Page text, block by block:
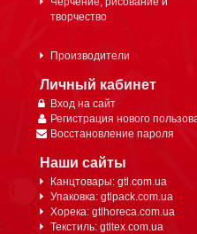
творчество
Производители
Личный кабинет
Вход на сайт
Регистрация нового
Восстановление пароля
Наши сайты
Канцтовары: gtl.com.ua
Упаковка: gtlpack.com.ua
Хорека: gtlhoreca.com.ua
Текстиль: gtltex.com.ua